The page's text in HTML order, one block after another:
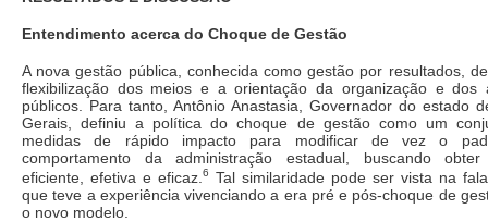
Entendimento acerca do Choque de Gestão
A nova gestão pública, conhecida como gestão por resultados,
flexibilização dos meios e a orientação da organização e dos
públicos. Para tanto, Antônio Anastasia, Governador do estado
Gerais, definiu a política do choque de gestão como um
medidas de rápido impacto para modificar de vez o
comportamento da administração estadual, buscando obter
eficiente, efetiva e eficaz. 6
Tal similaridade pode ser vista na
que teve a experiência vivenciando a era pré e pós-choque de
o novo modelo.